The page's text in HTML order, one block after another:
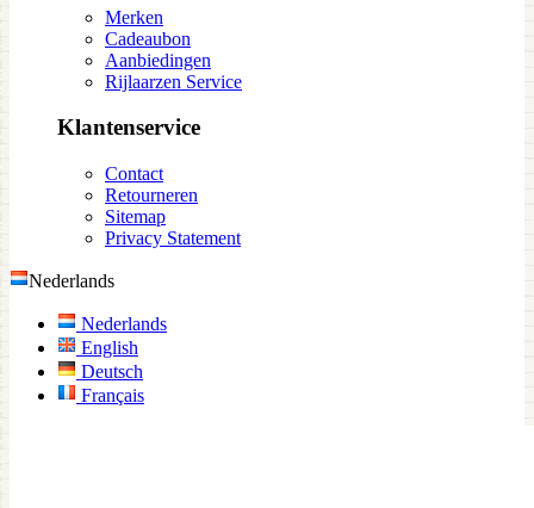
Merken
Cadeaubon
Aanbiedingen
Rijlaarzen Service
Klantenservice
Contact
Retourneren
Sitemap
Privacy Statement
Nederlands
Nederlands
English
Deutsch
Français